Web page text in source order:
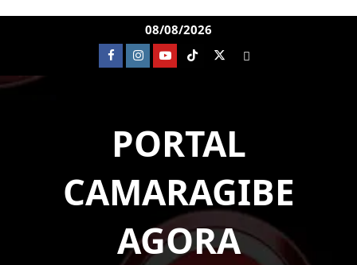
08/08/2026
PORTAL
CAMARAGIBE
AGORA